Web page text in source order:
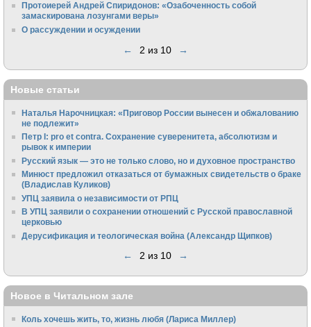
Протоиерей Андрей Спиридонов: «Озабоченность собой
замаскирована лозунгами веры»
О рассуждении и осуждении
← 2 из 10 →
Новые статьи
Наталья Нарочницкая: «Приговор России вынесен и обжалованию
не подлежит»
Петр I: pro et contra. Сохранение суверенитета, абсолютизм и
рывок к империи
Русский язык — это не только слово, но и духовное пространство
Минюст предложил отказаться от бумажных свидетельств о браке
(Владислав Куликов)
УПЦ заявила о независимости от РПЦ
В УПЦ заявили о сохранении отношений с Русской православной
церковью
Дерусификация и теологическая война (Александр Щипков)
← 2 из 10 →
Новое в Читальном зале
Коль хочешь жить, то, жизнь любя (Лариса Миллер)